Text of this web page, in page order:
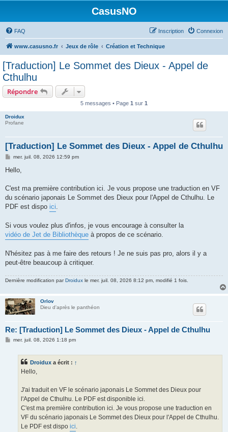
CasusNO
FAQ Connexion
Inscription
www.casusno.fr Jeux de rôle Création et Technique
[Traduction] Le Sommet des Dieux - Appel de
Cthulhu
Répondre
5 messages • Page 1 sur 1
Droidux
Profane
[Traduction] Le Sommet des Dieux - Appel de Cthulhu
M
s
g
mer. juil. 08, 2026 12:59 pm
Hello,
C'est ma première contribution ici. Je vous propose une traduction en VF
du scénario japonais Le Sommet des Dieux pour l'Appel de Cthulhu. Le
PDF est dispo ici.
Si vous voulez plus d'infos, je vous encourage à consulter la
vidéo de Jet de Bibliothèque à propos de ce scénario.
N'hésitez pas à me faire des retours ! Je ne suis pas pro, alors il y a
peut-être beaucoup à critiquer.
Dernière modification parDroidux le mer. juil. 08, 2026 8:12 pm, modifié 1 fois.
Orlov
Dieu d'après le panthéon
Re: [Traduction] Le Sommet des Dieux - Appel de Cthulhu
Mmer. juil. 08, 2026 1:18 pm
Droidux a écrit : ↑
Hello,
J'ai traduit en VF le scénario japonais Le Sommet des Dieux pour
l'Appel de Cthulhu. Le PDF est disponible ici.
C'est ma première contribution ici. Je vous propose une traduction en
VF du scénario japonais Le Sommet des Dieux pour l'Appel de Cthulhu.
Le PDF est dispo ici.